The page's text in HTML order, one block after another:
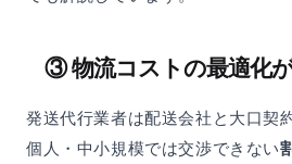
③ 物流コストの最適化
発送代行業者は配送会社と大口契
個人・中小規模では交渉できない